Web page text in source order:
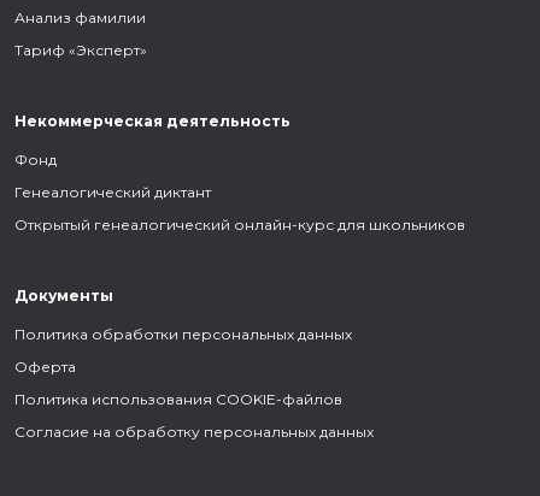
Анализ фамилии
Тариф «Эксперт»
Некоммерческая деятельность
Фонд
Генеалогический диктант
Открытый генеалогический онлайн-курс для школьников
Документы
Политика обработки персональных данных
Оферта
Политика использования COOKIE-файлов
Согласие на обработку персональных данных